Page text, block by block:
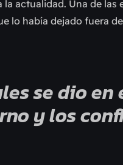
actualidad. Una de
lo había dejado fuera
se dio
y los